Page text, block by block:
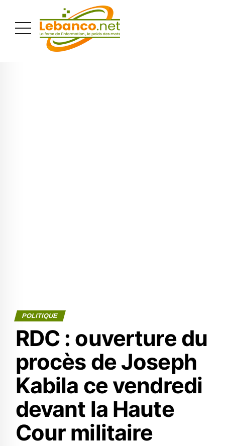
POLITIQUE
RDC : ouverture du
procès de Joseph
Kabila ce vendredi
devant la Haute
Cour militaire